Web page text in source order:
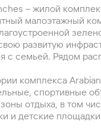
– жилой
малоэтажный
развитую
с семьей. Рядом
комплекса
спортивные
отдыха, в том
и детские